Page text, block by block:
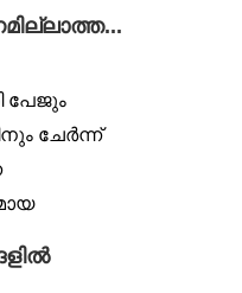
പേജും
ചേർന്ന്